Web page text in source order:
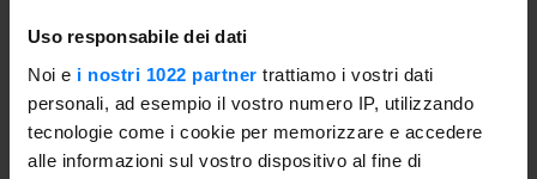
Uso responsabile dei dati
Noi e i nostri 1022 partner trattiamo i vostri dati
personali, ad esempio il vostro numero IP, utilizzando
tecnologie come i cookie per memorizzare e accedere
alle informazioni sul vostro dispositivo al fine di
Made of
AISI 304 - 18/10 stainless steel A